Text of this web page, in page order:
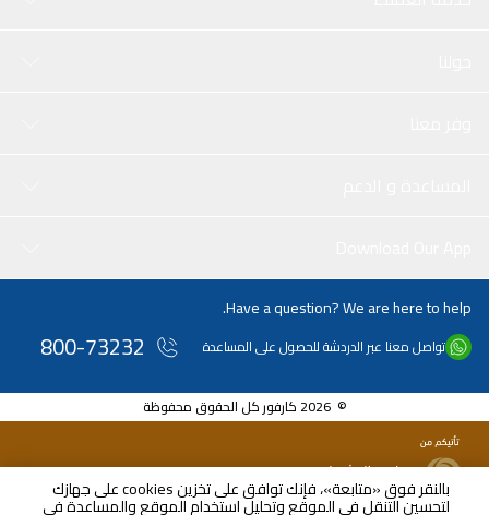
بالنقر فوق «متابعة»، فإنك توافق على تخزين cookies على جهازك
لتحسين التنقل في الموقع وتحليل استخدام الموقع والمساعدة في
Have a question? We are here to help.
تواصل معنا عبر الدردشة للحصول على المساعدة 800-73232
© 2026 كارفور كل الحقوق محفوظة